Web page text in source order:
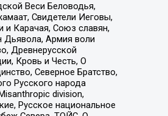
Веси Беловодья,
Свидетели Иеговы,
и Карачая, Союз славян,
Дьявола, Армия воли
Древнерусской
Кровь и Честь, О
Северное Братство,
Русского народа
division,
Русское национальное